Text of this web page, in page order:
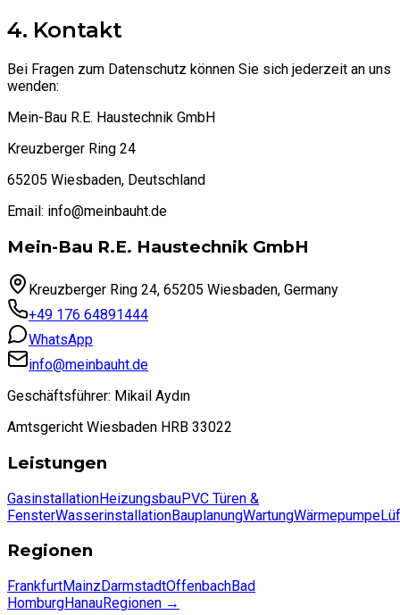
4. Kontakt
Bei Fragen zum Datenschutz können Sie sich jederzeit an uns
wenden:
Mein-Bau R.E. Haustechnik GmbH
Kreuzberger Ring 24
65205 Wiesbaden, Deutschland
Email: info@meinbauht.de
Mein-Bau R.E. Haustechnik GmbH
Kreuzberger Ring 24, 65205 Wiesbaden, Germany
+49 176 64891444
WhatsApp
info@meinbauht.de
Geschäftsführer: Mikail Aydın
Amtsgericht Wiesbaden HRB 33022
Leistungen
GasinstallationHeizungsbauPVC Türen &
FensterWasserinstallationBauplanungWartungWärmepumpe
Regionen
FrankfurtMainzDarmstadtOffenbachBad
HomburgHanauRegionen →